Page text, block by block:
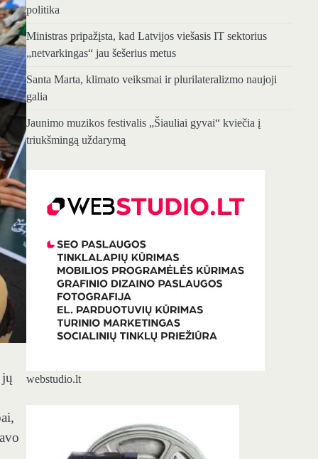
politika
Ministras pripažįsta, kad Latvijos viešasis IT sektorius
„netvarkingas“ jau šešerius metus
Santa Marta, klimato veiksmai ir plurilateralizmo naujoji
galia
Jaunimo muzikos festivalis „Šiauliai gyvai“ kviečia į
triukšmingą uždarymą
webstudio.lt